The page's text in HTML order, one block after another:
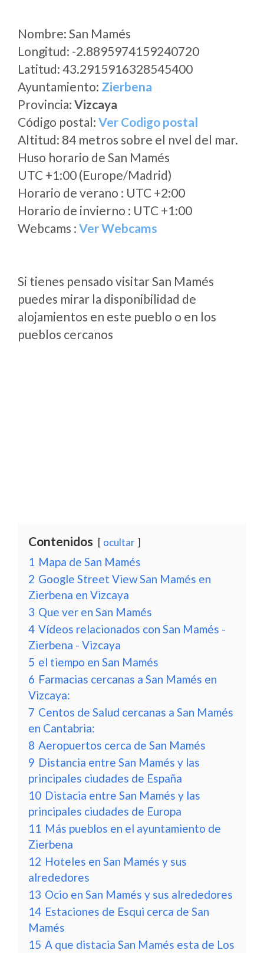
Nombre: San Mamés
Longitud: -2.8895974159240720
Latitud: 43.2915916328545400
Ayuntamiento: Zierbena
Provincia: Vizcaya
Código postal: Ver Codigo postal
Altitud: 84 metros sobre el nvel del mar.
Huso horario de San Mamés
UTC +1:00 (Europe/Madrid)
Horario de verano : UTC +2:00
Horario de invierno : UTC +1:00
Webcams : Ver Webcams
Si tienes pensado visitar San Mamés
puedes mirar la disponibilidad de
alojamientos en este pueblo o en los
pueblos cercanos
Contenidos ocultar
1 Mapa de San Mamés
2 Google Street View San Mamés en
Zierbena en Vizcaya
3 Que ver en San Mamés
4 Vídeos relacionados con San Mamés -
Zierbena - Vizcaya
5 el tiempo en San Mamés
6 Farmacias cercanas a San Mamés en
Vizcaya:
7 Centos de Salud cercanas a San Mamés
en Cantabria:
8 Aeropuertos cerca de San Mamés
9 Distancia entre San Mamés y las
principales ciudades de España
10 Distacia entre San Mamés y las
principales ciudades de Europa
11 Más pueblos en el ayuntamiento de
Zierbena
12 Hoteles en San Mamés y sus
alrededores
13 Ocio en San Mamés y sus alrededores
14 Estaciones de Esqui cerca de San
Mamés
15 A que distacia San Mamés esta de Los